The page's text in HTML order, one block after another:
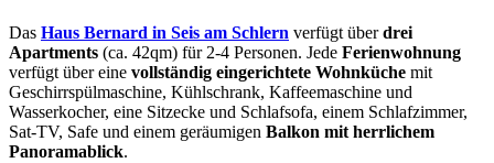
Das Haus Bernard in Seis am Schlern verfügt überdrei
Apartments (ca. 42qm) für 2-4 Personen. Jede Ferienwohnung
verfügt über eine vollständig eingerichtete Wohnküche mit
Geschirrspülmaschine, Kühlschrank, Kaffeemaschine und
Wasserkocher, eine Sitzecke und Schlafsofa, einem Schlafzimmer,
Sat-TV, Safe und einem geräumigen Balkon mit herrlichem
Panoramablick.